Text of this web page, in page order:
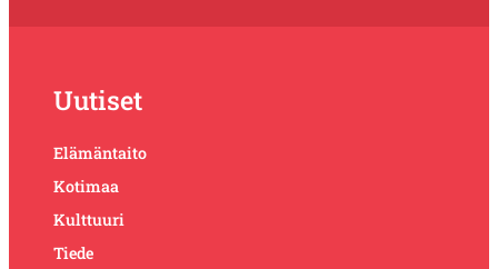
Uutiset
Elämäntaito
Kotimaa
Kulttuuri
Tiede